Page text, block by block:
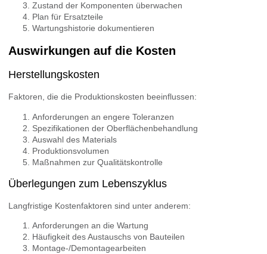
Zustand der Komponenten überwachen
Plan für Ersatzteile
Wartungshistorie dokumentieren
Auswirkungen auf die Kosten
Herstellungskosten
Faktoren, die die Produktionskosten beeinflussen:
Anforderungen an engere Toleranzen
Spezifikationen der Oberflächenbehandlung
Auswahl des Materials
Produktionsvolumen
Maßnahmen zur Qualitätskontrolle
Überlegungen zum Lebenszyklus
Langfristige Kostenfaktoren sind unter anderem:
Anforderungen an die Wartung
Häufigkeit des Austauschs von Bauteilen
Montage-/Demontagearbeiten